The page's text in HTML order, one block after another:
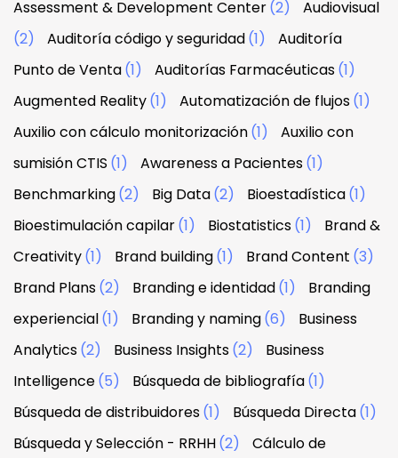
Assessment & Development Center(2)
Audiovisual
(2)
Auditoría código y seguridad(1)
Auditoría
Punto de Venta(1) Auditorías Farmacéuticas(1)
Augmented Reality(1) Automatización de flujos(1)
Auxilio con cálculo monitorización(1)
Auxilio con
sumisión CTIS (1) Awareness a Pacientes(1)
Benchmarking(2) Big Data(2) Bioestadística(1)
Bioestimulación capilar(1) Biostatistics(1)
Brand &
Creativity(1) Brand building(1) Brand Content (3)
Brand Plans(2) Branding e identidad(1)
Branding
experiencial(1) Branding y naming(6)
Business
Analytics(2) Business Insights(2)
Business
Intelligence(5) Búsqueda de bibliografía(1)
Búsqueda de distribuidores(1) Búsqueda Directa(1)
Búsqueda y Selección - RRHH(2)
Cálculo de